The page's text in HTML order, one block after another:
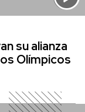
su alianza
Olímpicos